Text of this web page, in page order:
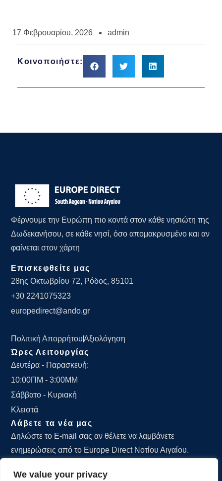
We value your privacy
17 Φεβρουαρίου, 2026 admin
Κοινοποιήστε:
Φέρνουμε την Ευρώπη πιο κοντά στον κάθε νησιώτη της
Δωδεκανήσου, σε κάθε νησί, όσο απομακρυσμένο και αν
φαίνεται στον χάρτη
Επισκεφθείτε μας
28ης Οκτωβρίου 72, Ρόδος, 85101
+30 2241075323
europedirect@ando.gr
Πολιτική ΑπορρήτουΑξιολόγηση
Ώρες Λειτουργίας
Δευτέρα - Παρασκευή:
10:00ΠΜ - 3:00ΜΜ
Σάββατο - Κυριακή
Κλειστά
Λάβετε τα νέα μας
Δηλώστε το E-mail σας αν θέλετε να λαμβάνετε
ενημερώσεις από το Europe Direct Νοτίου Αιγαίου.